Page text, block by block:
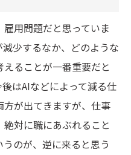
用問題だと思っていま
少するなか、どのような
ることが一番重要だと
はAIなどによって減る仕
方が出てきますが、仕事
対に職にあぶれること
のが、逆に来ると思う